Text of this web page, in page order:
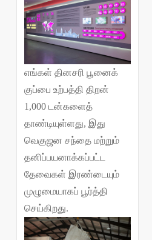
எங்கள் தினசரி பூனைக்
குப்பை உற்பத்தி திறன்
1,000 டன்களைத்
தாண்டியுள்ளது, இது
வெகுஜன சந்தை மற்றும்
தனிப்பயனாக்கப்பட்ட
தேவைகள் இரண்டையும்
முழுமையாகப் பூர்த்தி
செய்கிறது.